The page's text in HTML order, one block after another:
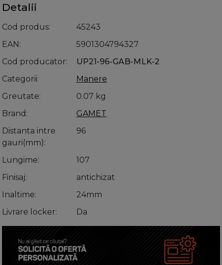
Detalii
Cod produs
45243
EAN
5901304794327
Cod producator
UP21-96-GAB-MLK-2
Categorii
Manere
Greutate
0.07 kg
Brand
GAMET
Distanta intre
gauri(mm)
96
Lungime
107
Finisaj
antichizat
Inaltime
24mm
Livrare locker
Da